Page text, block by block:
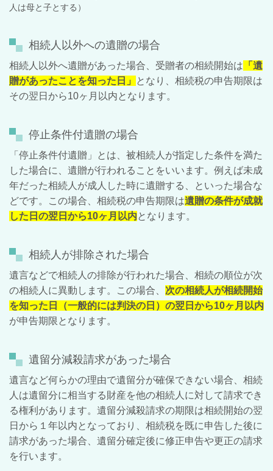
人は母と子とする）
相続人以外への遺贈の場合
相続人以外へ遺贈があった場合、受贈者の相続開始は 「遺
贈があったことを知った日」
となり、相続税の申告期限は
その翌日から10ヶ月以内となります。
停止条件付遺贈の場合
「停止条件付遺贈」とは、被相続人が指定した条件を満た
した場合に、遺贈が行われることをいいます。例えば未成
年だった相続人が成人した時に遺贈する、といった場合な
どです。この場合、相続税の申告期限は遺贈の条件が成就
した日の翌日から10ヶ月以内となります。
相続人が排除された場合
遺言などで相続人の排除が行われた場合、相続の順位が次
の相続人に異動します。この場合、 次の相続人が相続開始
を知った日（一般的には判決の日）の翌日から10ヶ月以内
が申告期限となります。
遺留分減殺請求があった場合
遺言など何らかの理由で遺留分が確保できない場合、相続
人は遺留分に相当する財産を他の相続人に対して請求でき
る権利があります。遺留分減殺請求の期限は相続開始の翌
日から１年以内となっており、相続税を既に申告した後に
請求があった場合、遺留分確定後に修正申告や更正の請求
を行います。